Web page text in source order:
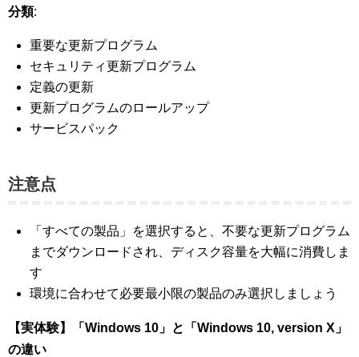
分類:
重要な更新プログラム
セキュリティ更新プログラム
定義の更新
更新プログラムのロールアップ
サービスパック
注意点
「すべての製品」を選択すると、不要な更新プログラム
までダウンロードされ、ディスク容量を大幅に消費しま
す
環境に合わせて必要最小限の製品のみ選択しましょう
【実体験】「Windows 10」と「Windows 10, version X」
の違い